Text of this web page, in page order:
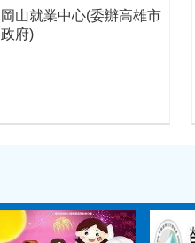
岡山就業中心(委辦高雄市
政府)